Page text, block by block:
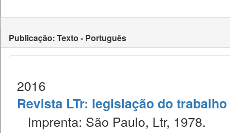
Publicação: Texto - Português
2016
Revista LTr: legislação do trabalho
Imprenta: São Paulo, Ltr, 1978.